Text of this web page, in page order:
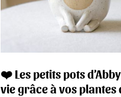
❤️ Les petits pots
vie grâce à vos plantes